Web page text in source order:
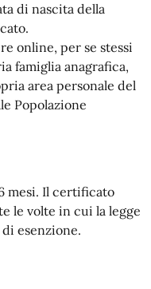
di nascita della
online, per se stessi
famiglia anagrafica,
area personale del
Popolazione
mesi. Il certificato
le volte in cui la legge
esenzione.